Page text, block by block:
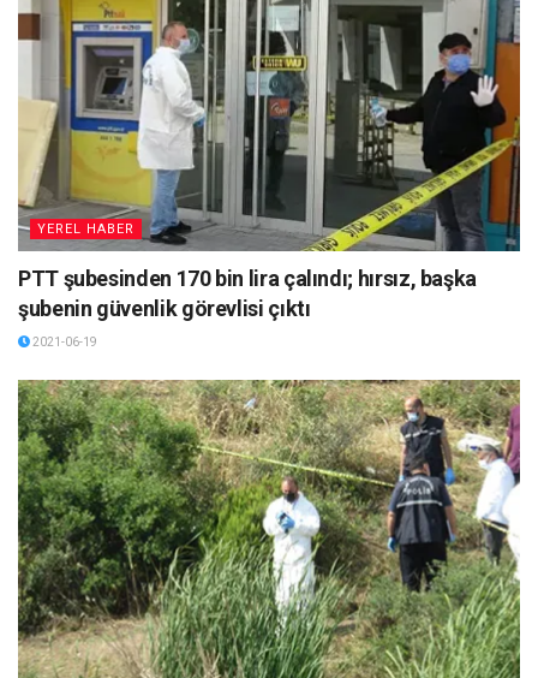
YEREL HABER
PTT şubesinden 170 bin lira çalındı; hırsız, başka
şubenin güvenlik görevlisi çıktı
2021-06-19